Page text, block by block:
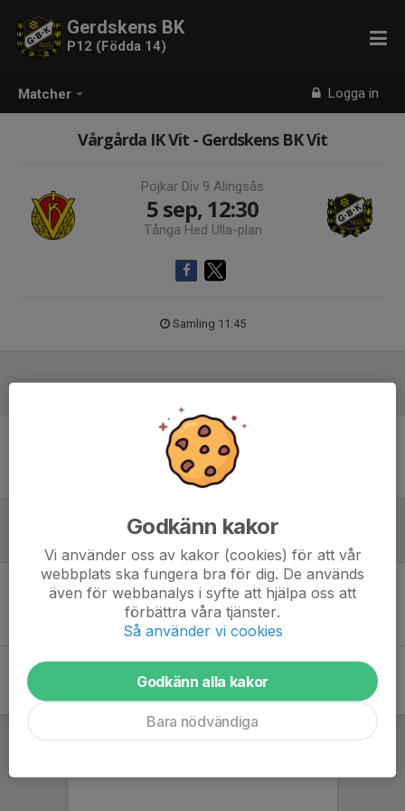
Matcher Logga in
Gerdskens BK
P12 (Födda 14)
Vårgårda IK Vit - Gerdskens BK Vit
Pojkar Div 9 Alingsås
5 sep, 12:30
Tånga Hed Ulla-plan
Samling 11:45
Ingen uppställning ifylld
Inför match
Inget skrivet
Godkänn kakor
Vi använder oss av kakor (cookies) för att vår
webbplats ska fungera bra för dig. De används
även för webbanalys i syfte att hjälpa oss att
förbättra våra tjänster.
Så använder vi cookies
Godkänn alla kakor
Bara nödvändiga